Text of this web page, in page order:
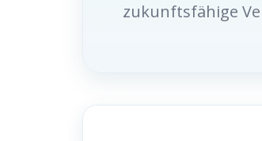
zukunftsfähige